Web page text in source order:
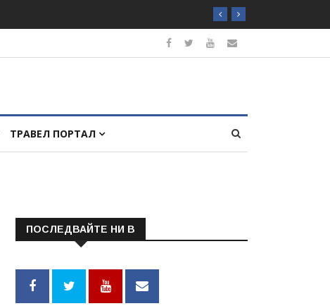
ТРАВЕЛ ПОРТАЛ
ПОСЛЕДВАЙТЕ НИ В